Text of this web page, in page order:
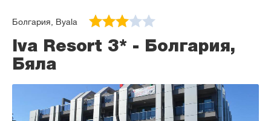
Болгария, Byala
Iva Resort 3* - Болгария,
Бяла